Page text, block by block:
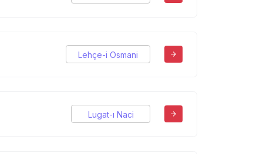
Lehçe-i Osmani
Lugat-ı Naci